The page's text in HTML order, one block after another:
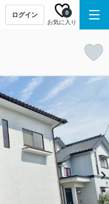
ログイン
お気に入り
0